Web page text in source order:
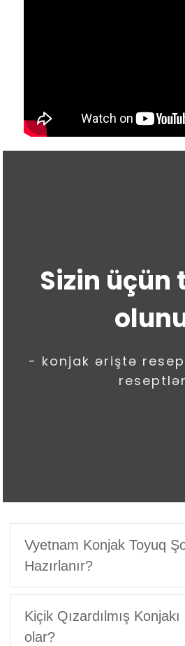
Sizin üçün
- konjak əriştə
Vyetnam Konjak Toyuq
Hazırlanır?
Kiçik Qızardılmış
olar?